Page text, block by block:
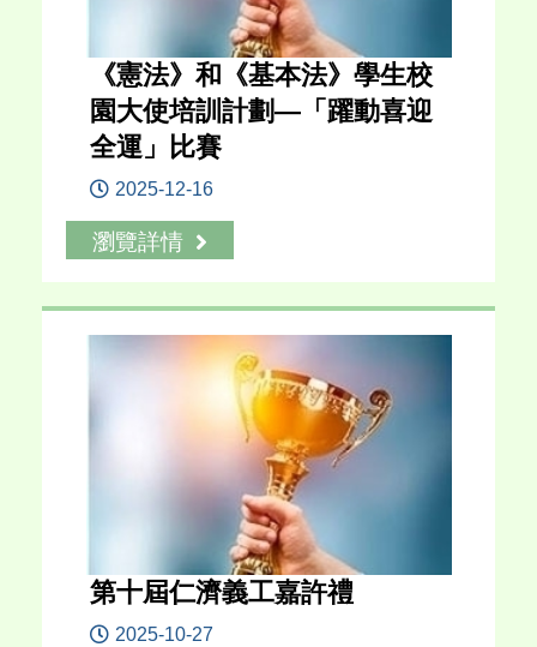
《憲法》和《基本法》學生校
園大使培訓計劃—「躍動喜迎
全運」比賽
2025-12-16
瀏覽詳情
第十屆仁濟義工嘉許禮
2025-10-27